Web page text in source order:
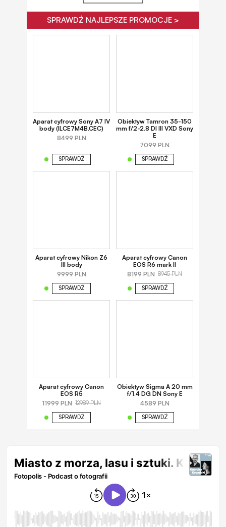
SPRAWDŹ NAJLEPSZE PROMOCJE >
Aparat cyfrowy Sony A7 IV
body (ILCE7M4B.CEC)
8499 PLN
SPRAWDŹ
Obiektyw Tamron 35-150
mm f/2-2.8 DI III VXD Sony
E
7099 PLN
SPRAWDŹ
Aparat cyfrowy Nikon Z6
III body
9999 PLN
SPRAWDŹ
Aparat cyfrowy Canon
EOS R6 mark II
8199 PLN 8945 PLN
SPRAWDŹ
Aparat cyfrowy Canon
EOS R5
11999 PLN 12989 PLN
SPRAWDŹ
Obiektyw Sigma A 20 mm
f/1.4 DG DN Sony E
4589 PLN
SPRAWDŹ